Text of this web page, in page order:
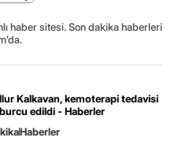
haber sitesi. Son dakika haberleri
Kalkavan, kemoterapi tedavisi
edildi - Haberler
Haberler